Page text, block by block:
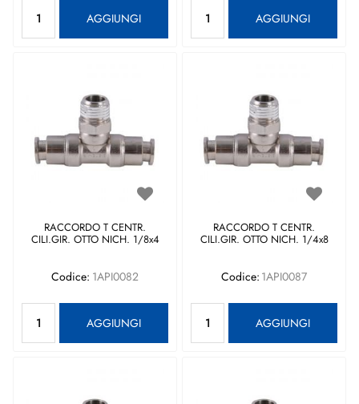
AGGIUNGI AGGIUNGI
RACCORDO T CENTR.
CILI.GIR. OTTO NICH. 1/8x4
Codice: 1API0082
AGGIUNGI
RACCORDO T CENTR.
CILI.GIR. OTTO NICH. 1/4x8
Codice: 1API0087
AGGIUNGI